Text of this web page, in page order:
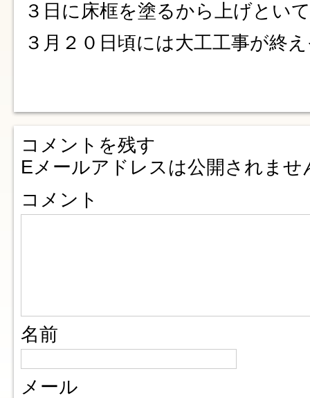
３日に床框を塗るから上げとい
３月２０日頃には大工工事が終
コメントを残す
Eメールアドレスは公開されませ
コメント
名前
メール